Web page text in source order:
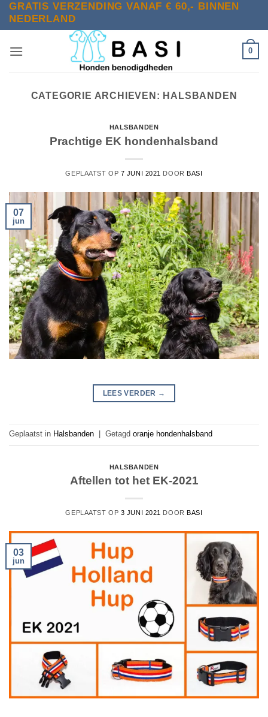
Ga
naar
GRATIS VERZENDING VANAF € 60,- BINNEN
NEDERLAND
0
CATEGORIE ARCHIEVEN: HALSBANDEN
HALSBANDEN
Prachtige EK hondenhalsband
GEPLAATST OP 7 JUNI 2021 DOORBASI
07
jun
LEES VERDER →
Geplaatst in Halsbanden Getagd oranje hondenhalsband
HALSBANDEN
Aftellen tot het EK-2021
GEPLAATST OP 3 JUNI 2021 DOOR BASI
03
jun